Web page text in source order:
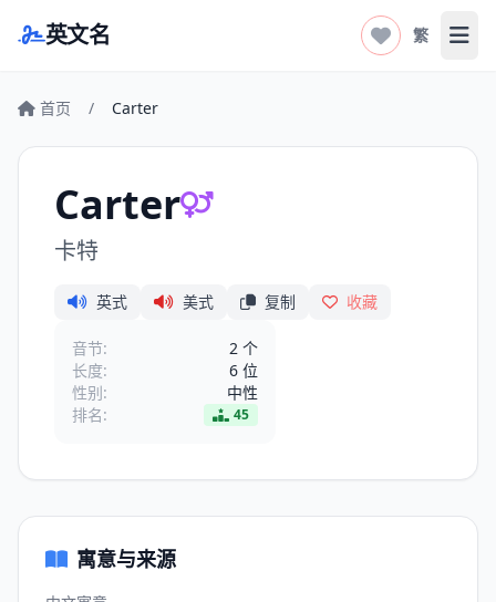
英文名 繁 打
首页 / Carter
Carter
卡特
英式 美式 复制 收藏
音节:
2 个
长度:
6 位
性别:
中性
排名:
45
寓意与来源